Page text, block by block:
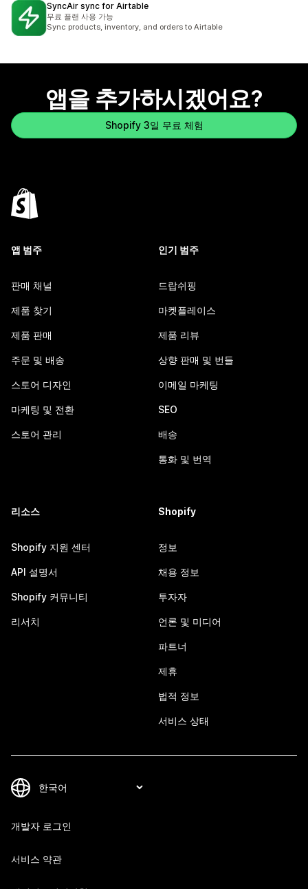
SyncAir sync for Airtable
무료 플랜 사용 가능
Sync products, inventory, and orders to Airtable
앱을 추가하시겠어요?
Shopify 3일 무료 체험
앱 범주
판매 채널
제품 찾기
제품 판매
주문 및 배송
스토어 디자인
마케팅 및 전환
스토어 관리
인기 범주
드랍쉬핑
마켓플레이스
제품 리뷰
상향 판매 및 번들
이메일 마케팅
SEO
배송
통화 및 번역
리소스
Shopify 지원 센터
API 설명서
Shopify 커뮤니티
리서치
Shopify
정보
채용 정보
투자자
언론 및 미디어
파트너
제휴
법적 정보
서비스 상태
개발자 로그인
서비스 약관